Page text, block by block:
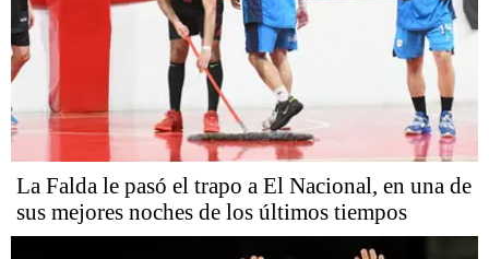
La Falda le pasó el trapo a El Nacional, en una de
sus mejores noches de los últimos tiempos